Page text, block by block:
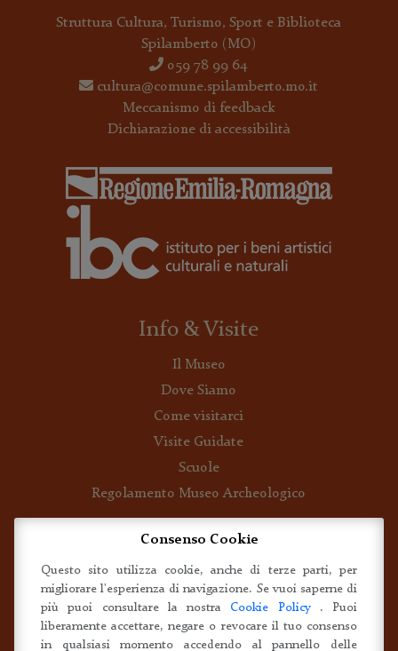
Struttura Cultura, Turismo, Sport e Biblioteca
Spilamberto (MO)
059 78 99 64
cultura@comune.spilamberto.mo.it
Meccanismo di feedback
Dichiarazione di accessibilità
Info & Visite
Il Museo
Dove Siamo
Come visitarci
Visite Guidate
Scuole
Regolamento Museo Archeologico
Mostre ed Eventi
Una fornace in museo
Il Museo riapre al pubblico
Buon compleanno Museo!
Consenso Cookie
Questo sito utilizza cookie, anche di terze parti, per
migliorare l'esperienza di navigazione. Se vuoi saperne di
più puoi consultare la nostra Cookie Policy . Puoi
liberamente accettare, negare o revocare il tuo consenso
in qualsiasi momento accedendo al pannello delle